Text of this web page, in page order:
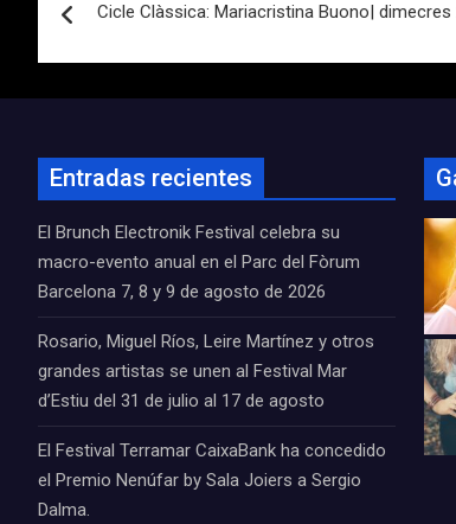
de
Cicle Clàssica: Mariacristina Buono|
Entradas recientes
El Brunch Electronik Festival celebra su
macro-evento anual en el Parc del Fòrum
Barcelona 7, 8 y 9 de agosto de 2026
Rosario, Miguel Ríos, Leire Martínez y otros
grandes artistas se unen al Festival Mar
d’Estiu del 31 de julio al 17 de agosto
El Festival Terramar CaixaBank ha concedido
el Premio Nenúfar by Sala Joiers a Sergio
Dalma.